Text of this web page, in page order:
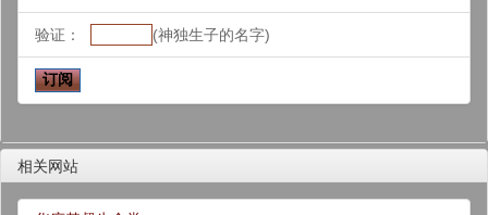
验证： (神独生子的名字)
相关网站